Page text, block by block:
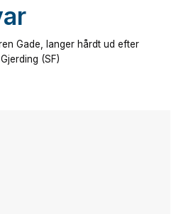
Gade, langer hårdt ud efter
(SF)